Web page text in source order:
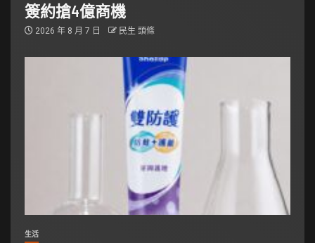
簽約搶4億商機
2026 年 8 月 7 日 民生 頭條
生活